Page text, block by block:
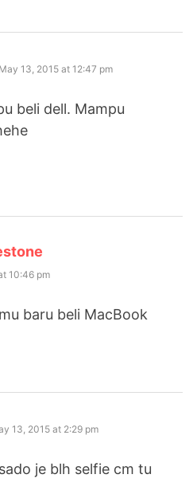
says:
May 13, 2015 at 12:47 pm
beli dell. Mampu
10:46 pm
baru beli MacBook
13, 2015 at 2:29 pm
je blh selfie cm tu